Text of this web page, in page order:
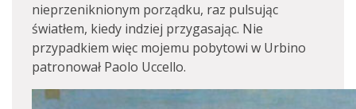
nieprzeniknionym porządku, raz pulsując
światłem, kiedy indziej przygasając. Nie
przypadkiem więc mojemu pobytowi w Urbino
patronował Paolo Uccello.